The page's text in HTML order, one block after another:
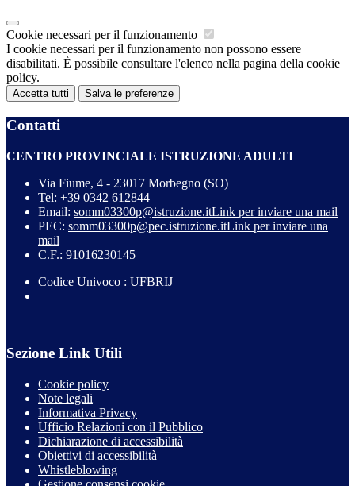
Cookie necessari per il funzionamento
I cookie necessari per il funzionamento non possono essere
disabilitati. È possibile consultare l'elenco nella pagina della cookie
policy.
Accetta tutti Salva le preferenze
Contatti
CENTRO PROVINCIALE ISTRUZIONE ADULTI
Via Fiume, 4 - 23017 Morbegno (SO)
Tel: +39 0342 612844
Email: somm03300p@istruzione.itLink per inviare una mail
PEC: somm03300p@pec.istruzione.itLink per inviare una
mail
C.F.: 91016230145
Codice Univoco : UFBRIJ
Sezione Link Utili
Cookie policy
Note legali
Informativa Privacy
Ufficio Relazioni con il Pubblico
Dichiarazione di accessibilità
Obiettivi di accessibilità
Whistleblowing